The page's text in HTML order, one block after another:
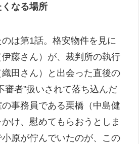
なる場所
は第1話。格安物件を見に
藤さん）が、裁判所の執行
田さん）と出会った直後の
審者”扱いされて落ち込んだ
事務員である栗橋（中島健
け、慰めてもらおうとしま
原が佇んでいたのが、この